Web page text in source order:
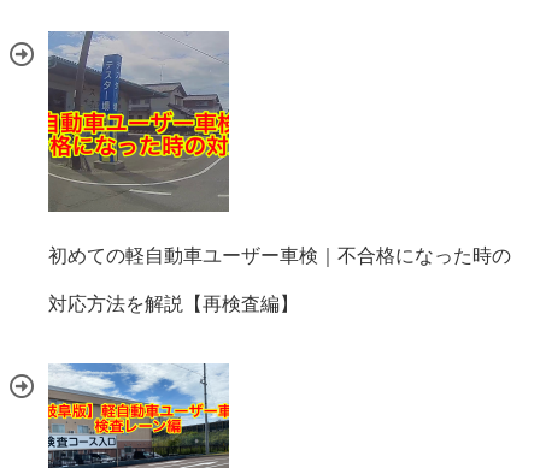
初めての軽自動車ユーザー車検｜不合格になった時の
対応方法を解説【再検査編】